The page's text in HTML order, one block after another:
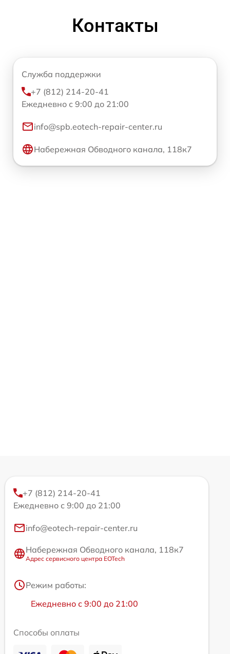
Контакты
Служба поддержки
+7 (812) 214-20-41
Ежедневно с 9:00 до 21:00
info@spb.eotech-repair-center.ru
Набережная Обводного канала, 118к7
+7 (812) 214-20-41
Ежедневно с 9:00 до 21:00
info@eotech-repair-center.ru
Набережная Обводного канала, 118к7
Адрес сервисного центра EOTech
Режим работы:
Ежедневно с 9:00 до 21:00
Способы оплаты